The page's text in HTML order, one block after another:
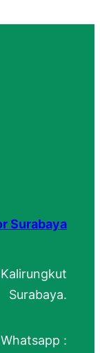
Surabaya
Surabaya.
: